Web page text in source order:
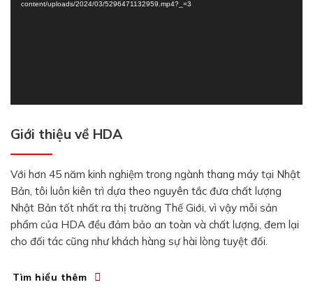
content/uploads/2024/03/5296471132959.mp4?_=3
Giới thiệu về HDA
Với hơn 45 năm kinh nghiệm trong ngành thang máy tại Nhật
Bản, tôi luôn kiên trì dựa theo nguyên tắc đưa chất lượng
Nhật Bản tốt nhất ra thị trường Thế Giới, vì vậy mỗi sản
phẩm của HDA đều đảm bảo an toàn và chất lượng, đem lại
cho đối tác cũng như khách hàng sự hài lòng tuyệt đối.
Tìm hiểu thêm